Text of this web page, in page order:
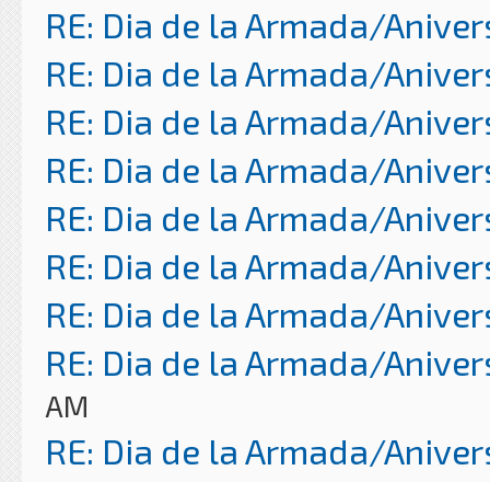
RE: Dia de la Armada/
RE: Dia de la Armada/
RE: Dia de la Armada/
RE: Dia de la Armada/
RE: Dia de la Armada/
RE: Dia de la Armada/
RE: Dia de la Armada/
RE: Dia de la Armada/
AM
RE: Dia de la Armada/